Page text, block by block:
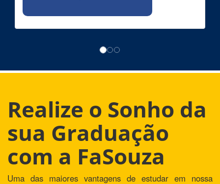
Realize o Sonho da
sua Graduação
com a FaSouza
Uma das maiores vantagens de estudar em nossa